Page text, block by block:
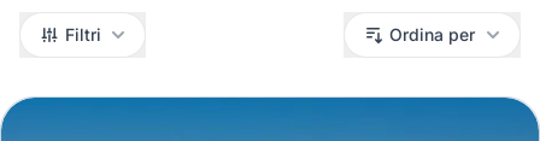
Filtri Filtri Ordina per